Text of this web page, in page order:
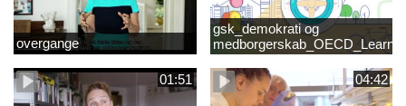
overgange
gsk_demokrati og
Compass 2030
01:51
04:42